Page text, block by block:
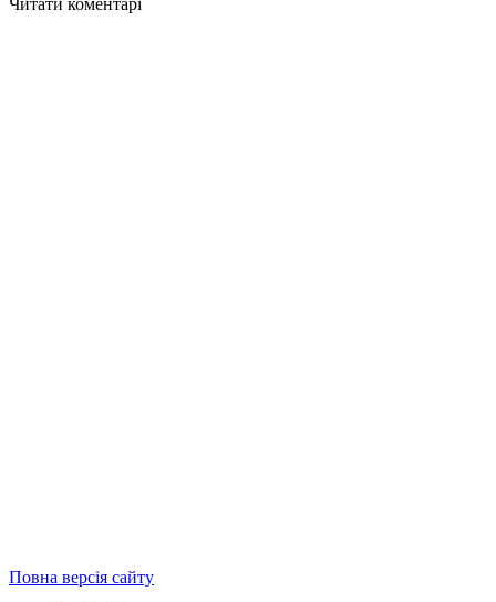
Повна версія сайту